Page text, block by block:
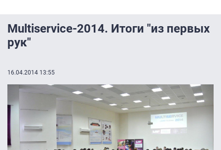
Multiservice-2014. Итоги "из первых
рук"
16.04.2014 13:55